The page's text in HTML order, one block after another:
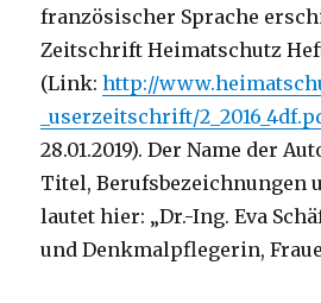
französischer Sprache
Zeitschrift Heimatschutz
(Link:http://
_userzeitschrift/
28.01.2019). Der Name der
Titel, Berufsbezeichnungen
lautet hier: „Dr.-Ing. Eva
und Denkmalpflegerin,